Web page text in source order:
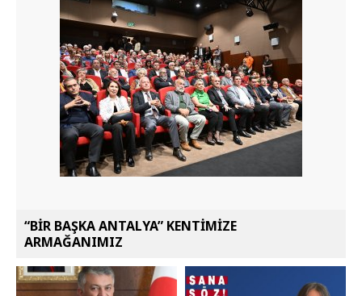
“BİR BAŞKA ANTALYA” KENTİMİZE
ARMAĞANIMIZ